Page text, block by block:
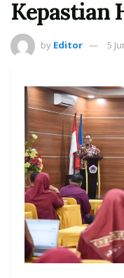
Kepastian
by Editor 5